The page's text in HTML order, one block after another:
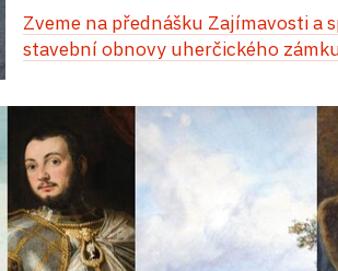
24. srpna,zámek Opočno
italskou a neapolskou malbu
Zveme na přednášku Zajímavosti a
stavební obnovy uherčického